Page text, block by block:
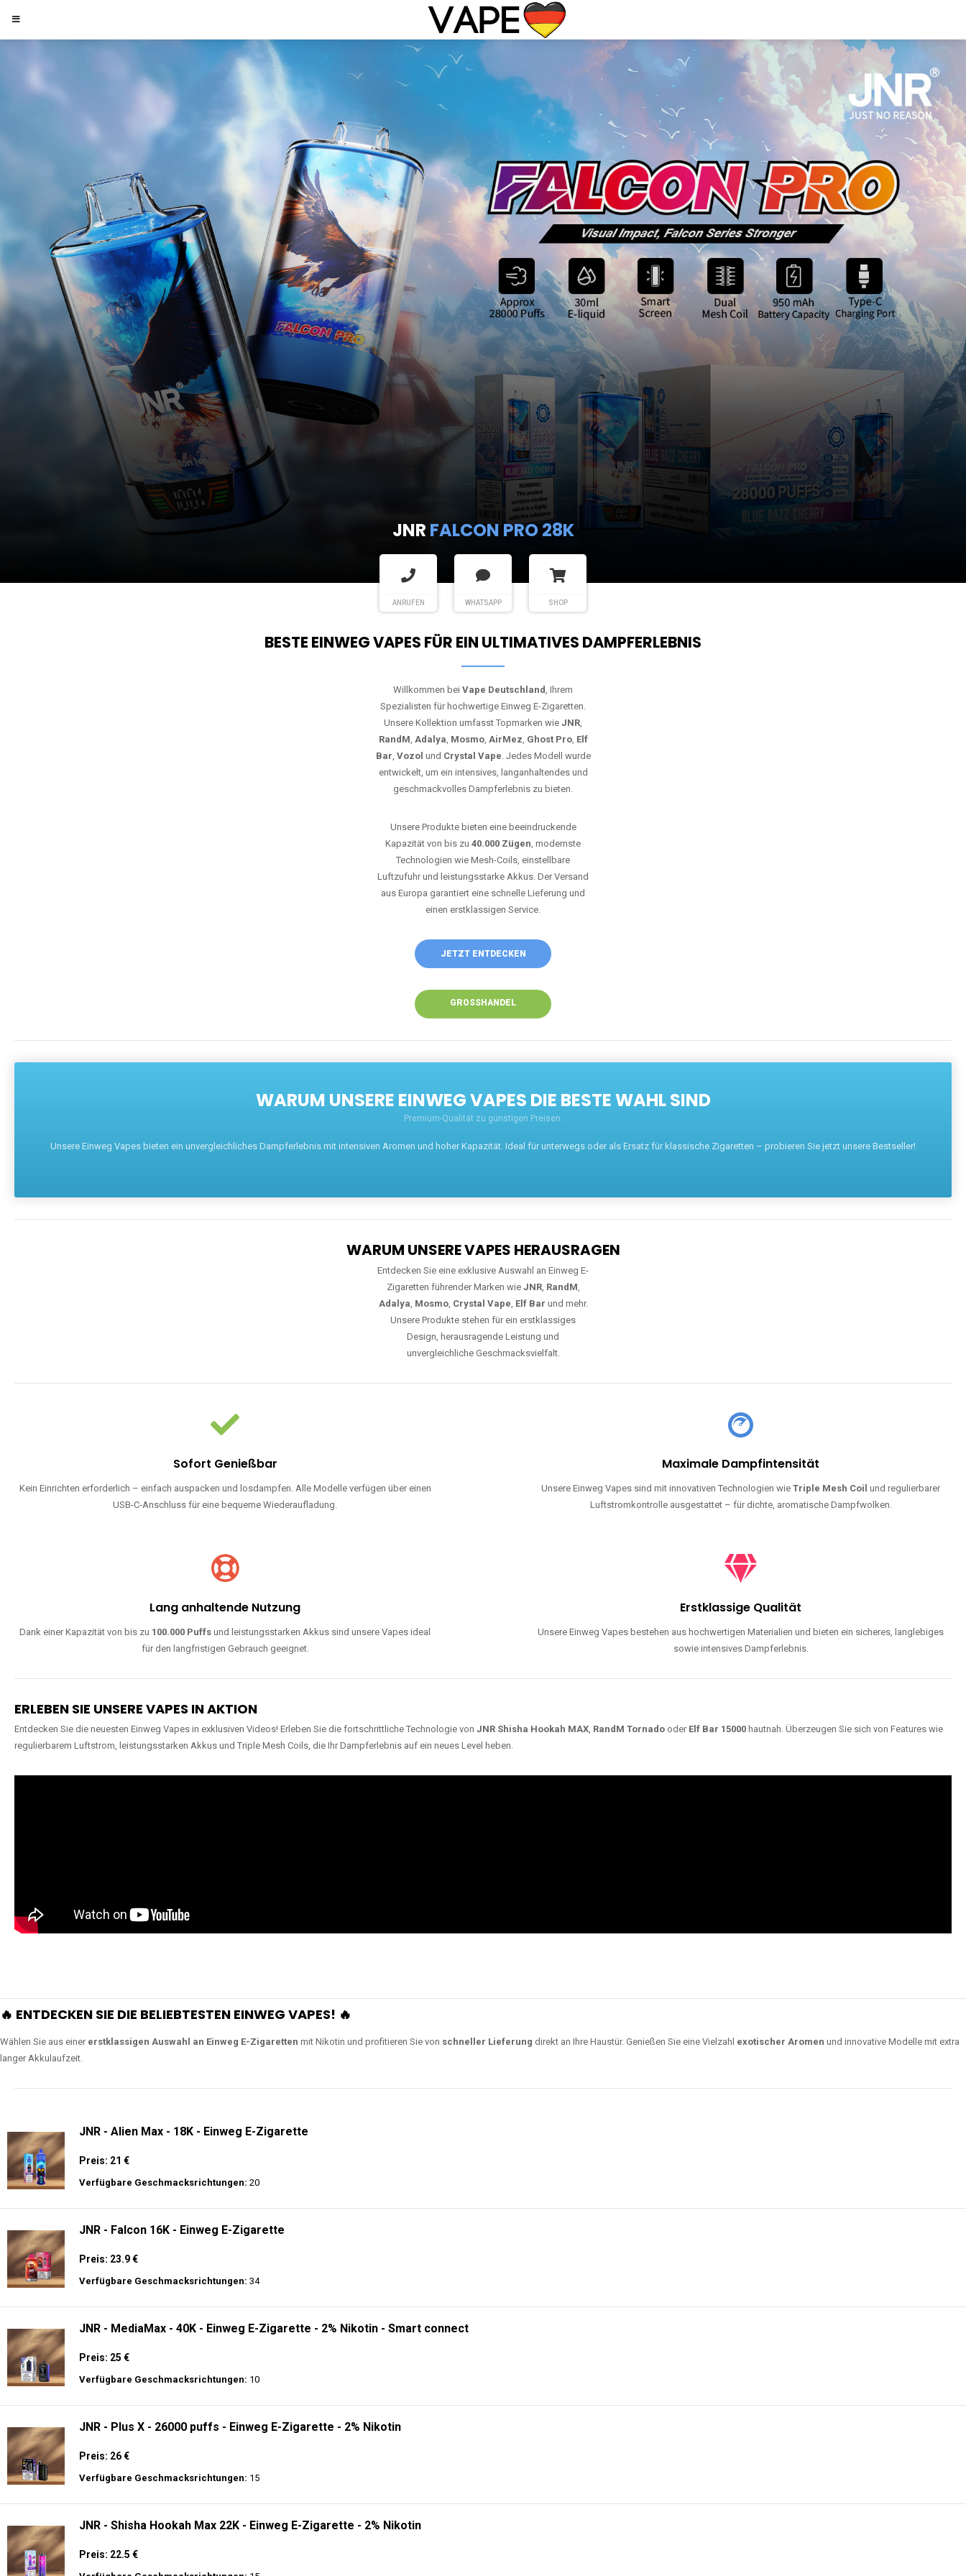
JNR FALCON PRO 28K
ANRUFEN WHATSAPP SHOP
BESTE EINWEG VAPES FÜR EIN ULTIMATIVES DAMPFERLEBNIS
Willkommen bei Vape Deutschland, Ihrem
Spezialisten für hochwertige Einweg E-Zigaretten.
Unsere Kollektion umfasst Topmarken wie JNR,
RandM, Adalya, Mosmo, AirMez, Ghost Pro, Elf
Bar, Vozol und Crystal Vape. Jedes Modell wurde
entwickelt, um ein intensives, langanhaltendes und
geschmackvolles Dampferlebnis zu bieten.
Unsere Produkte bieten eine beeindruckende
Kapazität von bis zu 40.000 Zügen, modernste
Technologien wie Mesh-Coils, einstellbare
Luftzufuhr und leistungsstarke Akkus. Der Versand
aus Europa garantiert eine schnelle Lieferung und
einen erstklassigen Service.
JETZT ENTDECKEN
GROSSHANDEL
WARUM UNSERE EINWEG VAPES DIE BESTE WAHL SIND
Premium-Qualität zu günstigen Preisen.
Unsere Einweg Vapes bieten ein unvergleichliches Dampferlebnis mit intensiven Aromen und hoher Kapazität. Ideal für unterwegs oder als Ersatz für klassische Zigaretten – probieren Sie jetzt unsere Bestseller!
WARUM UNSERE VAPES HERAUSRAGEN
Entdecken Sie eine exklusive Auswahl an Einweg E-
Zigaretten führender Marken wie JNR, RandM,
Adalya, Mosmo, Crystal Vape, Elf Bar und mehr.
Unsere Produkte stehen für ein erstklassiges
Design, herausragende Leistung und
unvergleichliche Geschmacksvielfalt.
Sofort Genießbar
Kein Einrichten erforderlich – einfach auspacken und losdampfen. Alle Modelle verfügen über einen
USB-C-Anschluss für eine bequeme Wiederaufladung.
Maximale Dampfintensität
Unsere Einweg Vapes sind mit innovativen Technologien wieTriple Mesh Coil und regulierbarer
Luftstromkontrolle ausgestattet – für dichte, aromatische Dampfwolken.
Lang anhaltende Nutzung
Dank einer Kapazität von bis zu 100.000 Puffs und leistungsstarken Akkus sind unsere Vapes ideal
für den langfristigen Gebrauch geeignet.
Erstklassige Qualität
Unsere Einweg Vapes bestehen aus hochwertigen Materialien und bieten ein sicheres, langlebiges
sowie intensives Dampferlebnis.
ERLEBEN SIE UNSERE VAPES IN AKTION
Entdecken Sie die neuesten Einweg Vapes in exklusiven Videos! Erleben Sie die fortschrittliche Technologie von JNR Shisha Hookah MAX, RandM Tornado oder Elf Bar 15000 hautnah. Überzeugen Sie sich von Features wie
regulierbarem Luftstrom, leistungsstarken Akkus und Triple Mesh Coils, die Ihr Dampferlebnis auf ein neues Level heben.
🔥 ENTDECKEN SIE DIE BELIEBTESTEN EINWEG VAPES! 🔥
Wählen Sie aus einer erstklassigen Auswahl an Einweg E-Zigaretten mit Nikotin und profitieren Sie von schneller Lieferung direkt an Ihre Haustür. Genießen Sie eine Vielzahl exotischer Aromen und innovative Modelle mit extra
langer Akkulaufzeit.
JNR - Alien Max - 18K - Einweg E-Zigarette
Preis: 21 €
Verfügbare Geschmacksrichtungen: 20
JNR - Falcon 16K - Einweg E-Zigarette
Preis: 23.9 €
Verfügbare Geschmacksrichtungen: 34
JNR - MediaMax - 40K - Einweg E-Zigarette - 2% Nikotin - Smart connect
Preis: 25 €
Verfügbare Geschmacksrichtungen: 10
JNR - Plus X - 26000 puffs - Einweg E-Zigarette - 2% Nikotin
Preis: 26 €
Verfügbare Geschmacksrichtungen: 15
JNR - Shisha Hookah Max 22K - Einweg E-Zigarette - 2% Nikotin
Preis: 22.5 €